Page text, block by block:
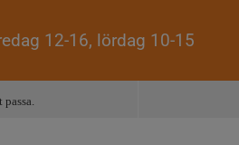
12-16, lördag 10-15